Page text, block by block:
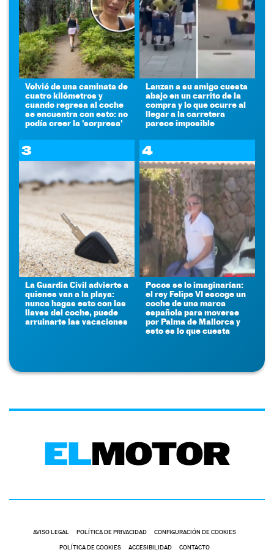
Volvió de una caminata de
cuatro kilómetros y
cuando regresa al coche
se encuentra con esto: no
podía creer la 'sorpresa'
Lanzan a su amigo cuesta
abajo en un carrito de la
compra y lo que ocurre al
llegar a la carretera
parece imposible
3
La Guardia Civil advierte a
quienes van a la playa:
nunca hagas esto con las
llaves del coche, puede
arruinarte las vacaciones
4
Pocos se lo imaginarían:
el rey Felipe VI escoge un
coche de una marca
española para moverse
por Palma de Mallorca y
esto es lo que cuesta
AVISO LEGAL POLÍTICA DE PRIVACIDAD CONFIGURACIÓN DE COOKIES
POLÍTICA DE COOKIES ACCESIBILIDAD CONTACTO